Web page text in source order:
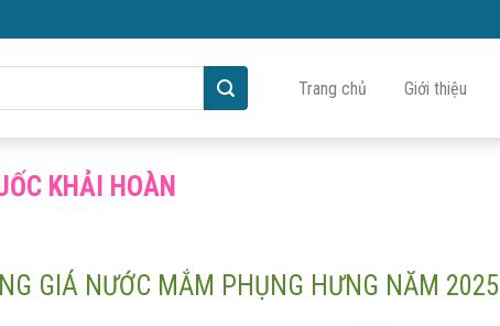
Trang chủ Giới thiệu
KHẢI HOÀN
GIÁ NƯỚC MẮM PHỤNG HƯNG NĂM 2025